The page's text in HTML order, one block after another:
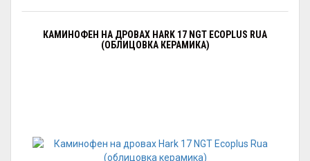
КАМИНОФЕН НА ДРОВАХ HARK 17 NGT ECOPLUS RUA
(ОБЛИЦОВКА КЕРАМИКА)